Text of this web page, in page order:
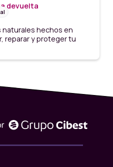
devuelta
naturales hechos en
reparar y proteger tu